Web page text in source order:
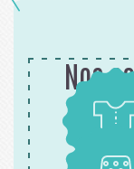
Nos
Patrons